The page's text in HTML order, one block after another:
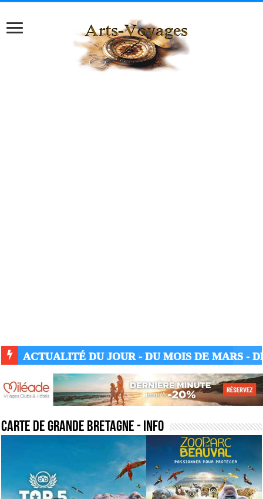
ACTUALITÉ GUERRE UKRAINE-RUSSIE
carte de grande bretagne - Info